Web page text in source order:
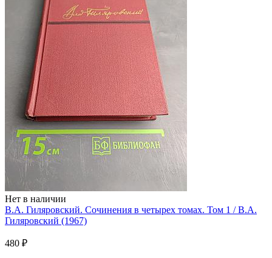
Нет в наличии
В.А. Гиляровский. Сочинения в четырех томах. Том 1 / В.А.
Гиляровский (1967)
480 ₽